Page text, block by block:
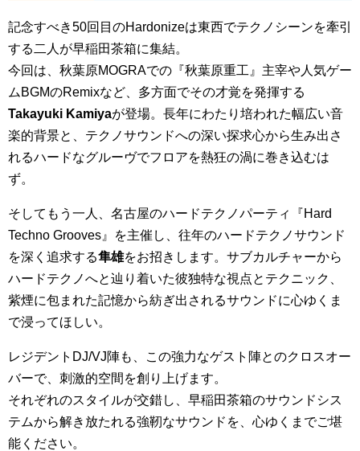
記念すべき50回目のHardonizeは東西でテクノシーンを牽引
する二人が早稲田茶箱に集結。
今回は、秋葉原MOGRAでの『秋葉原重工』主宰や人気ゲー
ムBGMのRemixなど、多方面でその才覚を発揮する
Takayuki Kamiyaが登場。長年にわたり培われた幅広い音
楽的背景と、テクノサウンドへの深い探求心から生み出さ
れるハードなグルーヴでフロアを熱狂の渦に巻き込むは
ず。
そしてもう一人、名古屋のハードテクノパーティ『Hard
Techno Grooves』を主催し、往年のハードテクノサウンド
を深く追求する隼雄をお招きします。サブカルチャーから
ハードテクノへと辿り着いた彼独特な視点とテクニック、
紫煙に包まれた記憶から紡ぎ出されるサウンドに心ゆくま
で浸ってほしい。
レジデントDJ/VJ陣も、この強力なゲスト陣とのクロスオー
バーで、刺激的空間を創り上げます。
それぞれのスタイルが交錯し、早稲田茶箱のサウンドシス
テムから解き放たれる強靭なサウンドを、心ゆくまでご堪
能ください。